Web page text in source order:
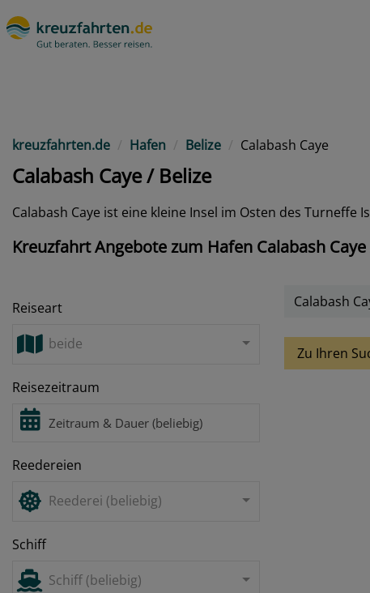
kreuzfahrten.de Hafen Belize Calabash Caye
Calabash Caye / Belize
Calabash Caye ist eine kleine Insel im Osten des
Kreuzfahrt Angebote zum Hafen Calabash
Reiseart
beide
Reisezeitraum
Reedereien
Reederei (beliebig)
Schiff
Schiff (beliebig)
Calabash
Zu Ihren